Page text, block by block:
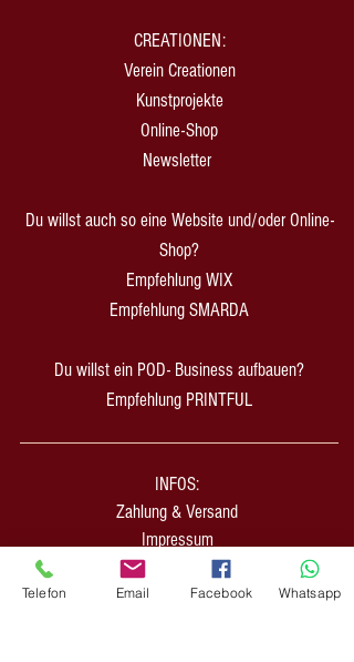
CREATIONEN:
Verein Creationen
Kunstprojekte
Online-Shop
Newsletter
Du willst auch so eine Website und/oder Online-
Shop?
Empfehlung WIX
Empfehlung SMARDA
Du willst ein POD- Business aufbauen?
Empfehlung PRINTFUL
INFOS:
Zahlung & Versand
Impressum
AGB Shop
AGB CreativAgentur
Telefon Email Facebook Whatsapp